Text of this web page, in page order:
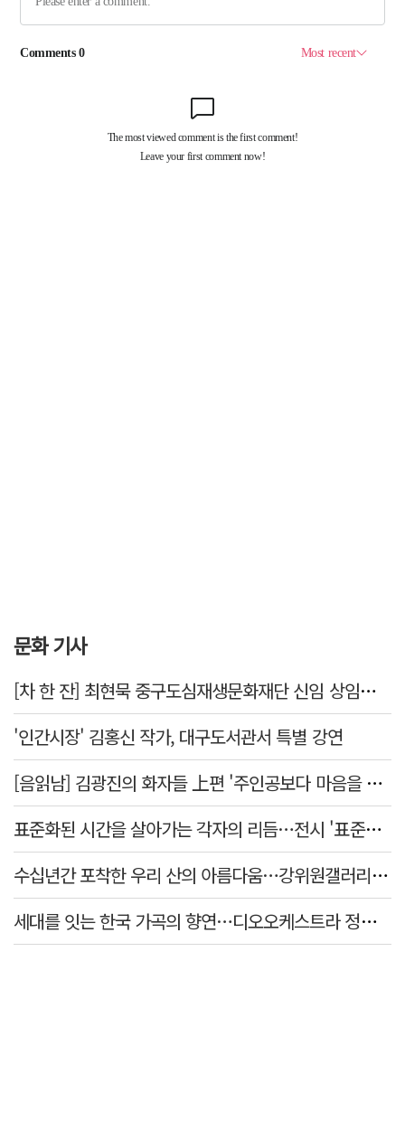
문화 기사
[차 한 잔] 최현묵 중구도심재생문화재단 신임 상임이사 "서문시장·경상감영 등 지역 자원 활용…문화의 일상화"
'인간시장' 김홍신 작가, 대구도서관서 특별 강연
[음읽남] 김광진의 화자들 上편 '주인공보다 마음을 쓴 사람'
표준화된 시간을 살아가는 각자의 리듬…전시 '표준시차'
수십년간 포착한 우리 산의 아름다움…강위원갤러리 '팔공·지리展' 개최
세대를 잇는 한국 가곡의 향연…디오오케스트라 정기연주회 '노래의 날개 위에'